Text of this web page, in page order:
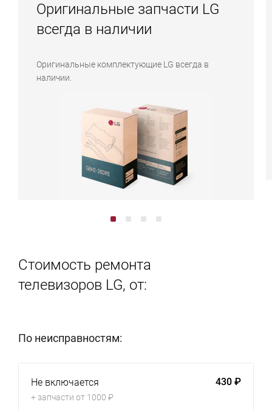
Оригинальные запчасти LG
всегда в наличии
Оригинальные комплектующие LG всегда в
наличии.
Стоимость ремонта
телевизоров LG, от:
По неисправностям:
Не включается
+ запчасти от 1000 ₽
430 ₽